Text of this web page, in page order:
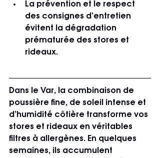
La prévention et le respect
des consignes d’entretien
évitent la dégradation
prématurée des stores et
rideaux.
Dans le Var, la combinaison de
poussière fine, de soleil intense et
d’humidité côtière transforme vos
stores et rideaux en véritables
filtres à allergènes. En quelques
semaines, ils accumulent